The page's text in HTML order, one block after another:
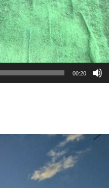
00:20